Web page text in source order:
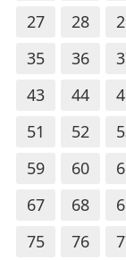
27
28
35
36
43
44
51
52
59
60
67
68
75
76